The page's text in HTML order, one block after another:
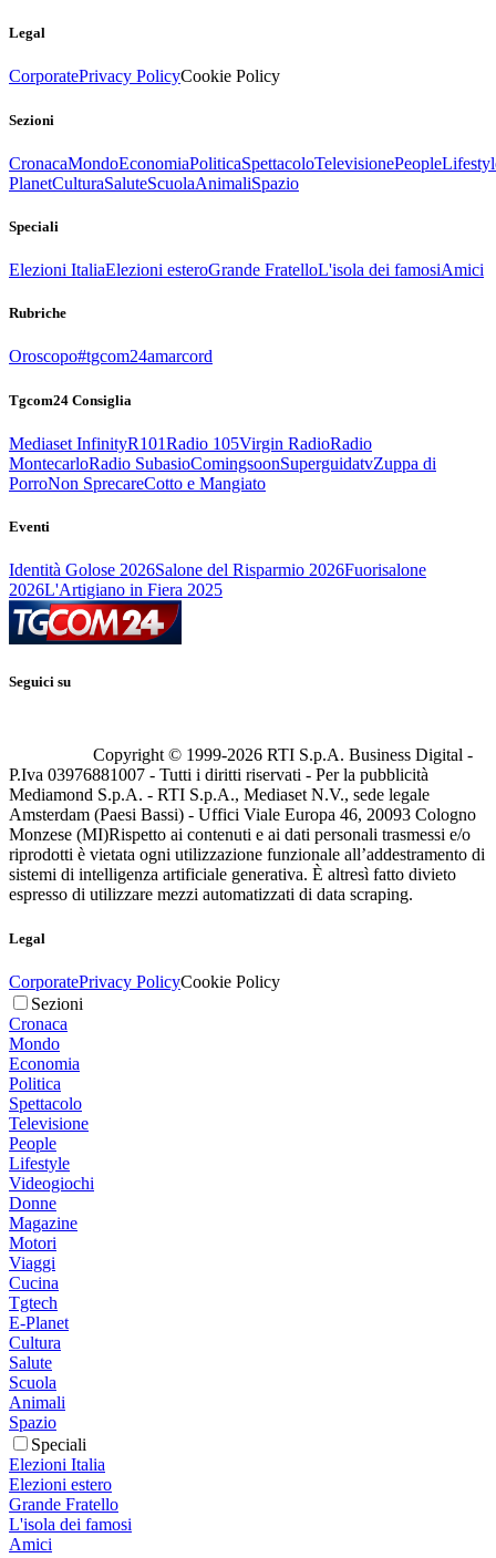
Legal
CorporatePrivacy PolicyCookie Policy
Sezioni
CronacaMondoEconomiaPoliticaSpettacoloTelevisionePeople
PlanetCulturaSaluteScuolaAnimaliSpazio
Speciali
Elezioni ItaliaElezioni esteroGrande FratelloL'isola dei famosiAmici
Rubriche
Oroscopo#tgcom24amarcord
Tgcom24 Consiglia
Mediaset InfinityR101Radio 105Virgin RadioRadio
MontecarloRadio SubasioComingsoonSuperguidatvZuppa di
PorroNon SprecareCotto e Mangiato
Eventi
Identità Golose 2026Salone del Risparmio 2026Fuorisalone
2026L'Artigiano in Fiera 2025
Seguici su
Copyright © 1999-2026 RTI S.p.A. Business Digital -
P.Iva 03976881007 - Tutti i diritti riservati - Per la pubblicità
Mediamond S.p.A. - RTI S.p.A., Mediaset N.V., sede legale
Amsterdam (Paesi Bassi) - Uffici Viale Europa 46, 20093 Cologno
Monzese (MI)Rispetto ai contenuti e ai dati personali trasmessi e/o
riprodotti è vietata ogni utilizzazione funzionale all’addestramento di
sistemi di intelligenza artificiale generativa. È altresì fatto divieto
espresso di utilizzare mezzi automatizzati di data scraping.
Legal
CorporatePrivacy PolicyCookie Policy
Sezioni
Cronaca
Mondo
Economia
Politica
Spettacolo
Televisione
People
Lifestyle
Videogiochi
Donne
Magazine
Motori
Viaggi
Cucina
Tgtech
E-Planet
Cultura
Salute
Scuola
Animali
Spazio
Speciali
Elezioni Italia
Elezioni estero
Grande Fratello
L'isola dei famosi
Amici